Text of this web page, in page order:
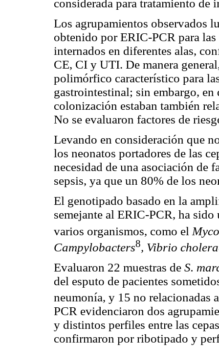
considerada para tratamiento de
Los agrupamientos observados
obtenido por ERIC-PCR para
internados en diferentes alas,
CE, CI y UTI. De manera
polimórfico característico para
gastrointestinal; sin embargo, en
colonización estaban también
No se evaluaron factores de
Levando en consideración que
los neonatos portadores de las
necesidad de una asociación de
sepsis, ya que un 80% de los
El genotipado basado en la
semejante al ERIC-PCR, ha sido
varios organismos, como el
Campylobacters8, Vibrio
Evaluaron 22 muestras de S.
del esputo de pacientes
neumonía, y 15 no relacionadas
PCR evidenciaron dos
y distintos perfiles entre las
confirmaron por ribotipado y